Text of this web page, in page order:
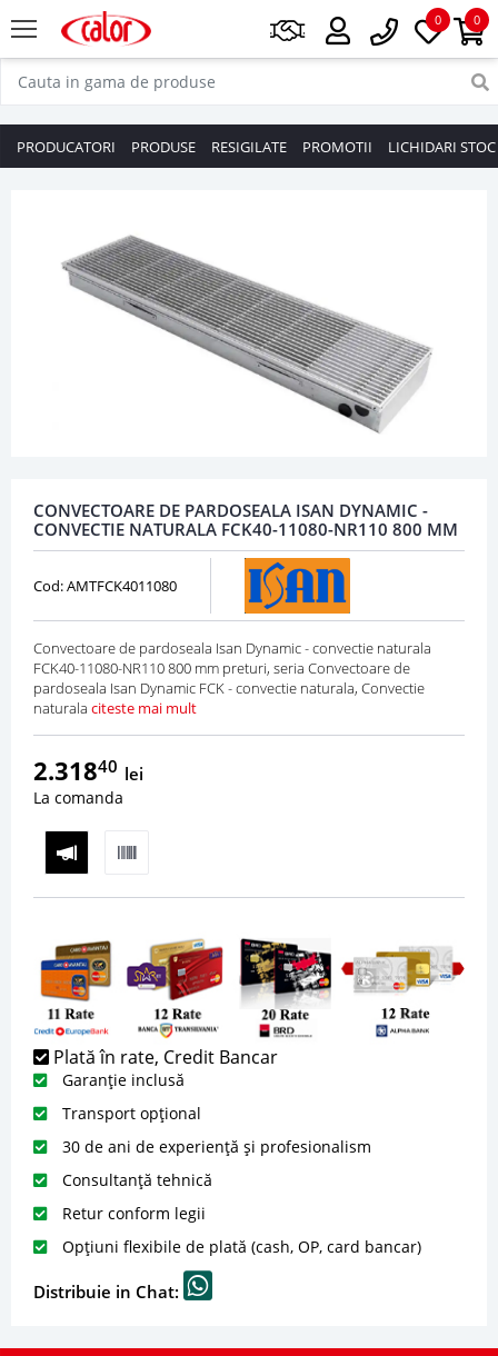
0
0
PRODUCATORI PRODUSE RESIGILATE PROMOTII LICHIDARI STOC
CONVECTOARE DE PARDOSEALA ISAN DYNAMIC -
CONVECTIE NATURALA FCK40-11080-NR110 800 MM
Cod: AMTFCK4011080
Convectoare de pardoseala Isan Dynamic - convectie naturala
FCK40-11080-NR110 800 mm preturi, seria Convectoare de
pardoseala Isan Dynamic FCK - convectie naturala, Convectie
naturala citeste mai mult
2.31840 lei
La comanda
Plată în rate, Credit Bancar
Garanție inclusă
Transport opțional
30 de ani de experiență și profesionalism
Consultanță tehnică
Retur conform legii
Opțiuni flexibile de plată (cash, OP, card bancar)
Distribuie in Chat: